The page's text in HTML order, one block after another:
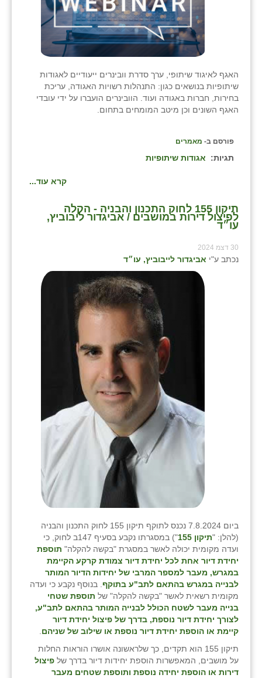
האגף לאיגוד שיתופי, ערך סדרת וובינרים ייעודיים לאגודות
שיתופיות בנושאים כגון: התנהלות רשויות האגודה, עריכת
בחירות, חברות באגודה ועוד. הוובינרים הועברו על ידי עובדי
האגף השונים וכן מיטב המומחים בתחום.
פורסם ב- מאמרים
תגיות: אגודות שיתופיות
קרא עוד...
תיקון 155 לחוק התכנון והבניה - הקלה
לפיצול דירות במושבים / אביגדור ליבוביץ,
עו״ד
30 דצמ 2024
נכתב ע"י אביגדור לייבוביץ, עו״ד
ביום 7.8.2024 נכנס לתוקף תיקון 155 לחוק התכנון והבניה
(להלן: "תיקון 155
") במסגרתו נקבע בסעיף 147ב לחוק, כי
ועדה מקומית יכולה לאשר במסגרת "בקשה להקלה" תוספת
יחידת דיור אחת לכל יחידת דיור צמודת קרקע הקיימת
במגרש, מעבר למספר המרבי של יחידות הדיור המותר
לבנייה במגרש בהתאם לתב"ע בתוקף . בנוסף נקבע כי ועדה
מקומית רשאית לאשר "בקשה להקלה" של תוספת שטחי
בנייה מעבר לשטח הכולל לבנייה המותר בהתאם לתב"ע,
לצורך יחידת דיור נוספת, בדרך של פיצול יחידת דיור
קיימת או הוספת יחידת דיור נוספת או שילוב של שניהם
תיקון 155 הוא תקדים, כך שלראשונה אושרו הוראות החלות
על מושבים, המאפשרות הוספת יחידות דיור בדרך של פיצול
דירות או הוספת יחידה נוספת ותוספת שטחים מעבר
כפר אביב
כפר ביאליק
כפר מישר
כפר סבא (אגרא)
מגשימים
קלחים
רמות השבים
רמת הדר
שבי ציון